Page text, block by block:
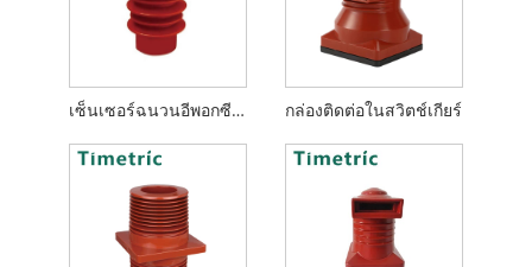
เซ็นเซอร์ฉนวนอีพอกซีเรซิน กล่องติดต่อในสวิตช์เกียร์